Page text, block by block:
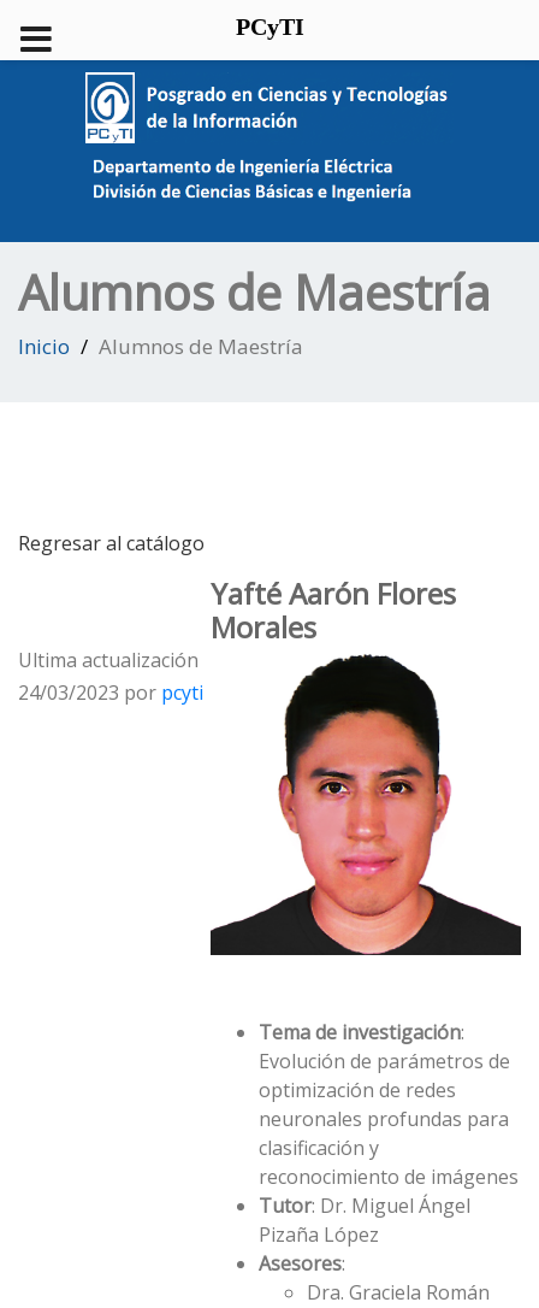
Alumnos de Maestría
Inicio Alumnos de Maestría
Regresar al catálogo
Yafté Aarón Flores
Morales
Tema de investigación:
Evolución de parámetros de
optimización de redes
neuronales profundas para
clasificación y
reconocimiento de imágenes
Tutor: Dr. Miguel Ángel
Pizaña López
Asesores:
Dra. Graciela Román
Ultima actualización
24/03/2023 por pcyti
PCyTI